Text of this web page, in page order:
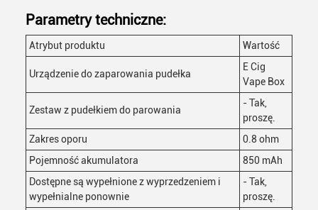
Parametry techniczne:
Atrybut produktu Wartość
Urządzenie do zaparowania pudełka
E Cig
Vape Box
Zestaw z pudełkiem do parowania
- Tak,
proszę.
Zakres oporu
0.8 ohm
Pojemność akumulatora
850 mAh
Dostępne są wypełnione z wyprzedzeniem i
wypełnialne ponownie
- Tak,
proszę.